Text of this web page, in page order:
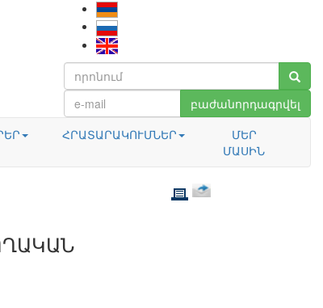
բաժանորդագրվել
ՀՐԱՏԱՐԱԿՈՒՄՆԵՐ
ՄԵՐ
ՄԱՍԻՆ